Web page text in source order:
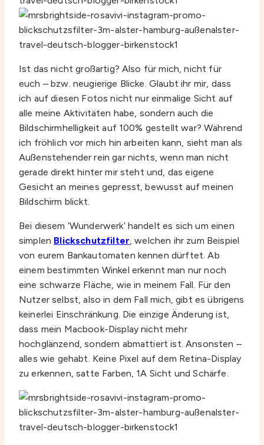
Ist das nicht großartig? Also für mich, nicht für
euch – bzw. neugierige Blicke. Glaubt ihr mir, dass
ich auf diesen Fotos nicht nur einmalige Sicht auf
alle meine Aktivitäten habe, sondern auch die
Bildschirmhelligkeit auf 100% gestellt war? Während
ich fröhlich vor mich hin arbeiten kann, sieht man als
Außenstehender rein gar nichts, wenn man nicht
gerade direkt hinter mir steht und, das eigene
Gesicht an meines gepresst, bewusst auf meinen
Bildschirm blickt.
Bei diesem ‘Wunderwerk’ handelt es sich um einen
simplen Blickschutzfilter, welchen ihr zum Beispiel
von eurem Bankautomaten kennen dürftet. Ab
einem bestimmten Winkel erkennt man nur noch
eine schwarze Fläche, wie in meinem Fall. Für den
Nutzer selbst, also in dem Fall mich, gibt es übrigens
keinerlei Einschränkung. Die einzige Änderung ist,
dass mein Macbook-Display nicht mehr
hochglänzend, sondern abmattiert ist. Ansonsten –
alles wie gehabt. Keine Pixel auf dem Retina-Display
zu erkennen, satte Farben, 1A Sicht und Schärfe.